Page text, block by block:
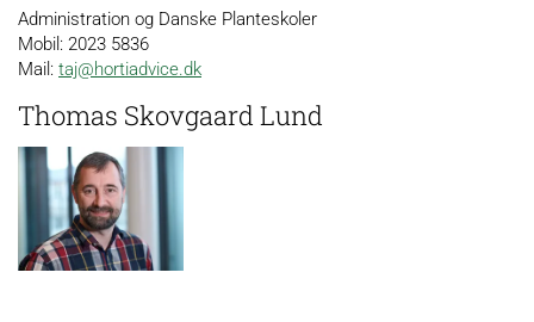
Administration og Danske Planteskoler
Mobil: 2023 5836
Mail: taj@hortiadvice.dk
Thomas Skovgaard Lund